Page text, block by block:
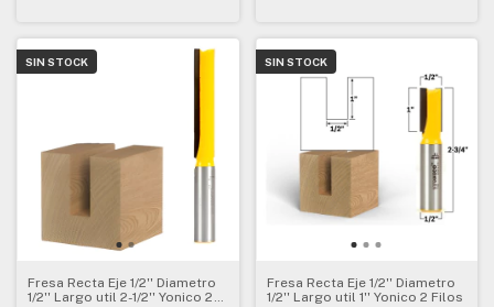
SIN STOCK
Fresa Recta Eje 1/2'' Diametro
1/2'' Largo util 2-1/2'' Yonico 2
SIN STOCK
Fresa Recta Eje 1/2'' Diametro
1/2'' Largo util 1'' Yonico 2 Filos